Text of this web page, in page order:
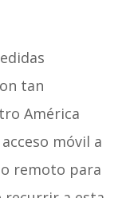
tan
América
móvil a
remoto para